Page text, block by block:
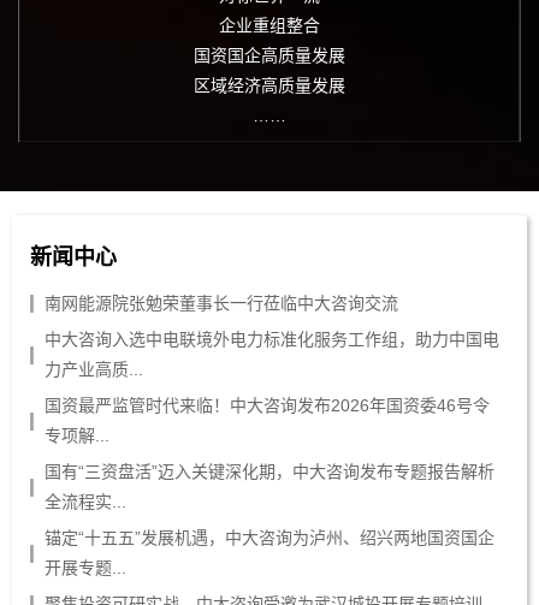
企业重组整合
国资国企高质量发展
区域经济高质量发展
新闻中心
南网能源院张勉荣董事长一行莅临中大咨询交流
中大咨询入选中电联境外电力标准化服务工作组，助力中国电
力产业高质...
国资最严监管时代来临！中大咨询发布2026年国资委46号令
专项解...
国有“三资盘活”迈入关键深化期，中大咨询发布专题报告解析
全流程实...
锚定“十五五”发展机遇，中大咨询为泸州、绍兴两地国资国企
开展专题...